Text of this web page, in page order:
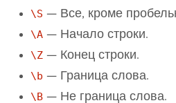
\S — Все, кроме
\A — Начало строки.
\Z — Конец строки.
\b — Граница слова.
\B — Не граница слова.